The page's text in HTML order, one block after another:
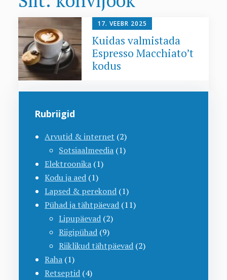
17. VEEBR 2025
Kuidas valmistada
Espresso Macchiato’t
kodus
Rubriigid
Arvutid & internet (2)
Sotsiaalmeedia (1)
Elektroonika (1)
Kodu ja aed (1)
Lapsed & perekond (1)
Pühad ja tähtpäevad (11)
Lipupäevad (2)
Riigipühad (9)
Riiklikud tähtpäevad (2)
Raha (1)
Retseptid (4)